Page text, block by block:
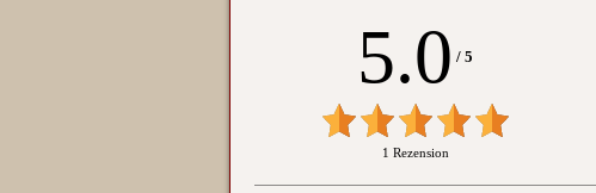
5.0 /5
1 Rezension